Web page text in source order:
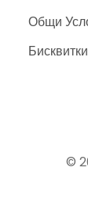
Общи
Бисквитки
©